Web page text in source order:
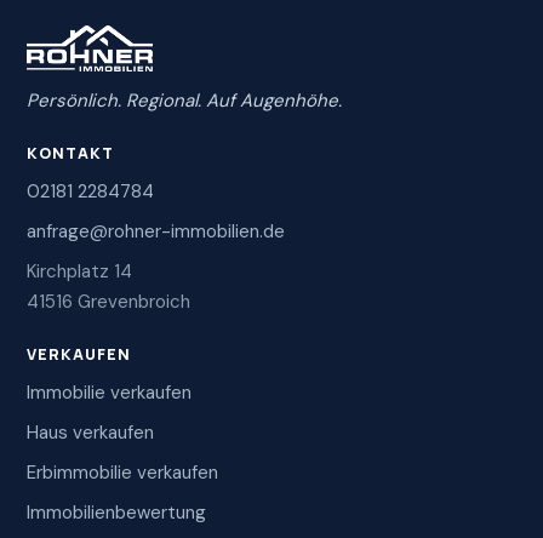
Persönlich. Regional. Auf Augenhöhe.
KONTAKT
02181 2284784
anfrage@rohner-immobilien.de
Kirchplatz 14
41516 Grevenbroich
VERKAUFEN
Immobilie verkaufen
Haus verkaufen
Erbimmobilie verkaufen
Immobilienbewertung